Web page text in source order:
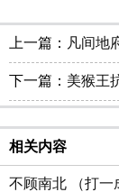
上一篇： 凡间地
下一篇： 美猴王
相关内容
不顾南北 （打一